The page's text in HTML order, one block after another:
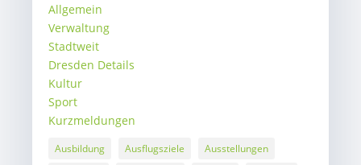
Allgemein
Verwaltung
Stadtweit
Dresden Details
Kultur
Sport
Kurzmeldungen
Ausbildung Ausflugsziele
Ausstellungen